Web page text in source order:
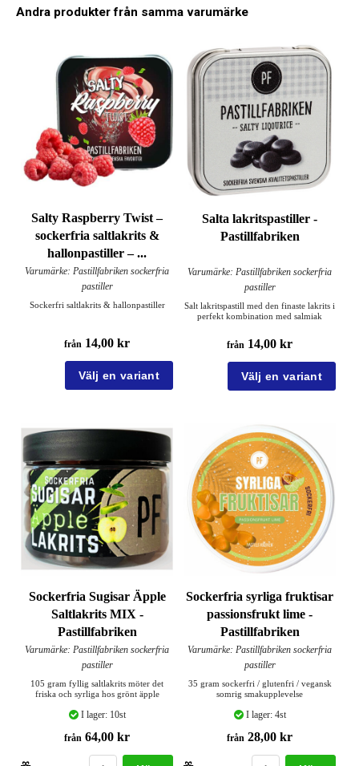
Andra produkter från samma varumärke
Salty Raspberry Twist –
sockerfria saltlakrits &
hallonpastiller – ...
Varumärke: Pastillfabriken sockerfria
pastiller
Sockerfri saltlakrits & hallonpastiller
från 14,00 kr
Salta lakritspastiller -
Pastillfabriken
Varumärke: Pastillfabriken sockerfria
pastiller
Salt lakritspastill med den finaste lakrits i
perfekt kombination med salmiak
från 14,00 kr
Sockerfria Sugisar Äpple
Saltlakrits MIX -
Pastillfabriken
Varumärke: Pastillfabriken sockerfria
pastiller
105 gram fyllig saltlakrits möter det
friska och syrliga hos grönt äpple
I lager: 10st
från 64,00 kr
Sockerfria syrliga fruktisar
passionsfrukt lime -
Pastillfabriken
Varumärke: Pastillfabriken sockerfria
pastiller
35 gram sockerfri / glutenfri / vegansk
somrig smakupplevelse
I lager: 4st
från 28,00 kr